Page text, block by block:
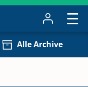
Alle Archive